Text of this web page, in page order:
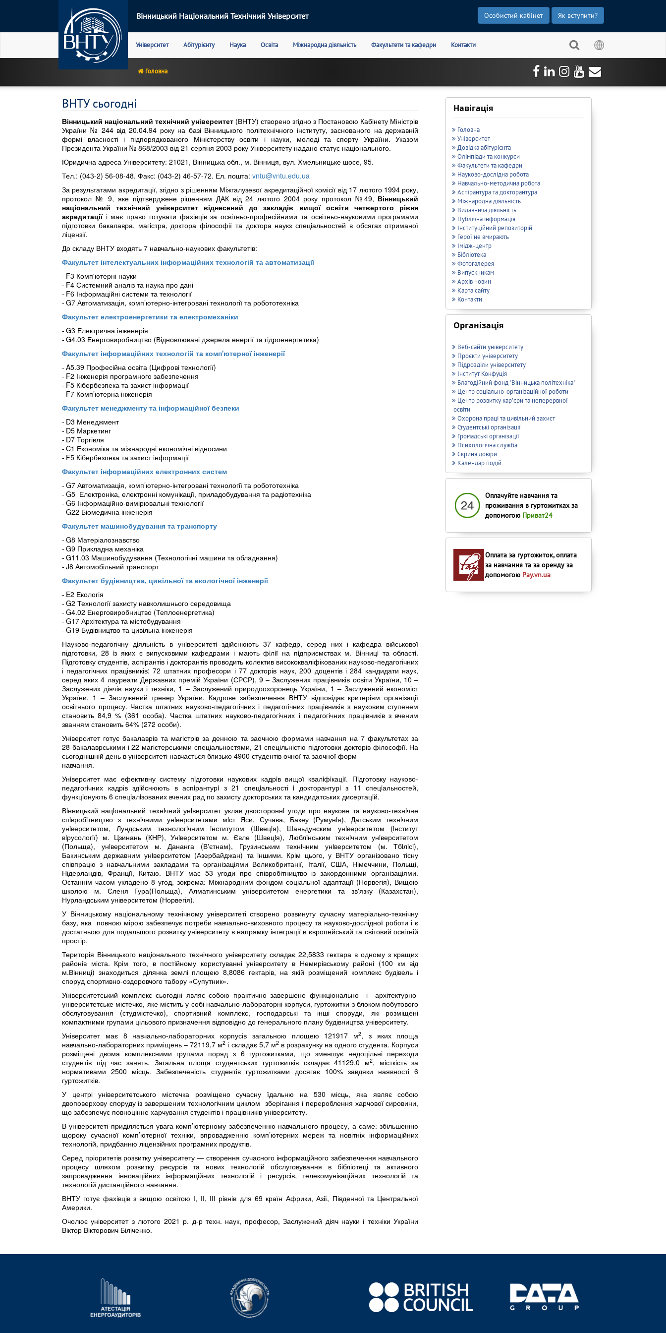
Вінницький Національний Технічний Університет Особистий кабінет Як вступити?
Main
navigation
Університет Абітурієнту Наука Освіта Міжнародна діяльність Факультети та кафедри Контакти
Головна
ВНТУ сьогоднi
Вінницький національний технічний університет (ВНТУ) створено згідно з Постановою Кабінету Міністрів
України № 244 від 20.04.94 року на базі Вінницького політехнічного інституту, заснованого на державній
формі власності і підпорядкованого Міністерству освіти і науки, молоді та спорту України. Указом
Президента України № 868/2003 від 21 серпня 2003 року Університету надано статус національного.
Юридична адреса Університету: 21021, Вінницька обл., м. Вінниця, вул. Хмельницьке шосе, 95.
Тел.: (043-2) 56-08-48. Факс: (043-2) 46-57-72. Ел. пошта: vntu@vntu.edu.ua
За результатами акредитації, згідно з рішенням Міжгалузевої акредитаційної комісії від 17 лютого 1994 року,
протокол № 9, яке підтверджене рішенням ДАК від 24 лютого 2004 року протокол №49, Вінницький
національний технічний університет віднесений до
закладів вищої освіти
четвертого рівня
акредитації і має право готувати фахівців за освітньо-професійними та освітньо-науковими програмами
підготовки бакалавра, магістра, доктора філософії та доктора наукз спеціальностей в обсягах отриманої
ліцензії.
До складу ВНТУ входять 7 навчально-наукових факультетів:
Факультет інтелектуальних інформаційних технологій та автоматизації
F3 Комп'ютерні науки
F4 Системний аналіз та наука про дані
F6 Інформаційні системи та технології
G7 Автоматизація, комп’ютерно-інтегровані технології та робототехніка
Факультет електроенергетики та електромеханіки
G3 Електрична інженерія
G4.03 Енерговиробництво (Відновлювані джерела енергії та гідроенергетика)
Факультет інформаційних технологій та комп'ютерної інженерії
A5.39 Професійна освіта (Цифрові технології)
F2 Інженерія програмного забезпечення
F5 Кібербезпека та захист інформації
F7 Комп’ютерна інженерія
Факультет менеджменту та інформаційної безпеки
D3 Менеджмент
D5 Маркетинг
D7 Торгівля
C1 Економіка та міжнародні економічні відносини
F5 Кібербезпека та захист інформації
Факультет інформаційних електронних систем
G7 Автоматизація, комп’ютерно-інтегровані технології та робототехніка
G5 Електроніка, електронні комунікації, приладобудування та радіотехніка
G6 Інформаційно-вимірювальні технології
G22 Біомедична інженерія
Факультет машинобудування та транспорту
G8 Матеріалознавство
G9 Прикладна механіка
G11.03 Машинобудування (Технологічні машини та обладнання)
J8 Автомобільний транспорт
Факультет будівництва, цивільної та екологічної інженерії
E2 Екологія
G2 Технології захисту навколишнього середовища
G4.02 Енерговиробництво (Теплоенергетика)
G17 Архітектура та містобудування
G19 Будівництво та цивільна інженерія
Науково-педагогічну дiяльнiсть в унiверситетi здійснюють 37 кафедр, серед них і кафедра військової
підготовки, 28 iз яких є випусковими кафедрами і мають фiлiї на пiдприємствах м. Вiнницi та областi.
Підготовку студентів, аспірантів і докторантів проводить колектив висококваліфікованих науково-педагогічних
і педагогічних працівників: 72 штатних професори і 77 докторів наук, 200 доцентів і 284 кандидати наук,
серед яких 4 лауреати Державних премій України (СРСР), 9 – Заслужених працівників освіти України, 10 –
Заслужених діячів науки і техніки, 1 – Заслужений природоохоронець України, 1 – Заслужений економіст
України, 1 – Заслужений тренер України. Кадрове забезпечення ВНТУ відповідає критеріям організації
освітнього процесу. Частка штатних науково-педагогічних і педагогічних працівників з науковим ступенем
становить 84,9 % (361 особа). Частка штатних науково-педагогічних і педагогічних працівників з вченим
званням становить 64% (272 особи).
Університет готує бакалаврів та магістрів за денною та заочною формами навчання на 7 факультетах за
28 бакалаврськими і 22 магістерськими спеціальностями, 21 спецільністю підготовки докторів філософії. На
сьогоднішній день в університеті навчається близько 4900 студентів очної та заочної форм
навчання.
Унiверситет має ефективну систему пiдготовки наукових кадрiв вищої квалiфiкацiї. Пiдготовку науково-
педагогiчних кадрів здiйснюють в аспiрантурi з 21 спецiальності i докторантурi з 11 спецiальностей,
функцiонують 6 спецiалiзованих вчених рад по захисту докторських та кандидатських дисертацiй.
Вiнницький нацiональний технiчний унiверситет уклав двостороннi угоди про наукове та науково-технiчне
спiвробiтництво з технiчними унiверситетами мiст Яси, Сучава, Бакеу (Румунiя), Датським технiчним
унiверситетом, Лундським технологiчним iнститутом (Швецiя), Шаньдунским унiверситетом (iнститут
вiрусологiї) м. Цзинань (КНР), Унiверситетом м. Євле (Швецiя), Люблiнським технiчним унiверситетом
(Польща), унiверситетом м. Дананга (В'єтнам), Грузинським технiчним унiверситетом (м. Тбiлiсi),
Бакинським державним унiверситетом (Азербайджан) та iншими. Крім цього, у ВНТУ організовано тісну
співпрацю з навчальними закладами та організаціями Великобританії, Італії, США, Німеччини, Польщі,
Нідерландів, Франції, Китаю. ВНТУ має 53 угоди про співробітництво із закордонними організаціями.
Останнім часом укладено 8 угод, зокрема: Міжнародним фондом соціальної адаптації (Норвегія), Вищою
школою м. Єленя Гура(Польща), Алматинським університетом енергетики та зв'язку (Казахстан),
Нурландським університетом (Норвегія).
У Вінницькому національному технічному університеті створено розвинуту сучасну матеріально-технічну
базу, яка повною мірою забезпечує потреби навчально-виховного процесу та науково-дослідної роботи і є
достатньою для подальшого розвитку університету в напрямку інтеграції в європейський та світовий освітній
простір.
Територія Вінницького національного технічного університету складає 22,5833 гектара в одному з кращих
районів міста. Крім того, в постійному користуванні університету в Немирівському районі (100 км від
м.Вінниці) знаходиться ділянка землі площею 8,8086 гектарів, на якій розміщений комплекс будівель і
споруд спортивно-оздоровчого табору «Супутник».
Університетський комплекс сьогодні являє собою практично завершене функціонально і архітектурно
університетське містечко, яке містить у собі навчально-лабораторні корпуси, гуртожитки з блоком побутового
обслуговування (студмістечко), спортивний комплекс, господарські та інші споруди, які розміщені
компактними групами цільового призначення відповідно до генерального плану будівництва університету.
Університет має 8 навчально-лабораторних корпусів загальною площею 121917 м2, з яких площа
навчально-лабораторних приміщень – 72119,7 м2 і складає 5,7 м2в розрахунку на одного студента. Корпуси
розміщені двома комплексними групами поряд з 6 гуртожитками, що зменшує недоцільні переходи
студентів під час занять. Загальна площа студентських гуртожитків складає 41129,0 м2, місткість за
нормативами 2500 місць. Забезпеченість студентів гуртожитками досягає 100% завдяки наявності 6
гуртожитків.
У центрі університетського містечка розміщено сучасну їдальню на 530 місць, яка являє собою
двоповерхову споруду із завершеним технологічним циклом зберігання і перероблення харчової сировини,
що забезпечує повноцінне харчування студентів і працівників університету.
В університеті приділяється увага комп’ютерному забезпеченню навчального процесу, а саме: збільшенню
щороку сучасної комп’ютерної техніки, впровадженню комп’ютерних мереж та новітніх інформаційних
технологій, придбанню ліцензійних програмних продуктів.
Серед пріоритетів розвитку університету — створення сучасного інформаційного забезпечення навчального
процесу шляхом розвитку ресурсів та нових технологій обслуговування в бібліотеці та активного
запровадження інноваційних інформаційних технологій і ресурсів, телекомунікаційних технологій та
технологій дистанційного навчання.
ВНТУ готує фахівців з вищою освітою І, ІІ, ІІІ рівнів для 69 країн Африки, Азії, Південної та Центральної
Америки.
Очолює університет з лютого 2021 р. д-р техн. наук, професор, Заслужений діяч науки і техніки України
Віктор Вікторович Біліченко.
Навігація
Головна
Університет
Довідка абітурієнта
Олімпіади та конкурси
Факультети та кафедри
Науково-дослідна робота
Навчально-методична робота
Аспірантура та докторантура
Міжнародна діяльність
Видавнича діяльність
Публічна інформація
Інституційний репозиторій
Герої не вмирають
Імідж-центр
Бібліотека
Фотогалерея
Випускникам
Архів новин
Карта сайту
Контакти
Організація
Веб-сайти університету
Проєкти університету
Підрозділи університету
Інститут Конфуція
Благодійний фонд "Вінницька політехніка"
Центр соціально-організаційної роботи
Центр розвитку кар’єри та неперервної
освіти
Охорона праці та цивільний захист
Студентські організації
Громадські організації
Психологічна служба
Скриня довіри
Календар подій
Оплачуйте навчання та
проживання в гуртожитках за
допомогою Приват24
Оплата за гуртожиток, оплата
за навчання та за оренду за
допомогою Pay.vn.ua